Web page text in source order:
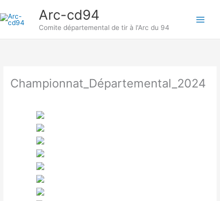
au
contenu
Arc-cd94
Comite départemental de tir à l'Arc du 94
Championnat_Départemental_2024